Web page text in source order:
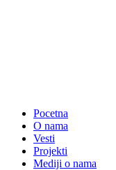
Pocetna
O nama
Vesti
Projekti
Mediji o nama